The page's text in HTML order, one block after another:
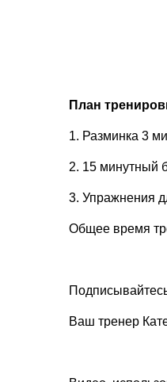
План
1. Разминка 3
2. 15 минутный
3. Упражнения
Общее время
Ваш тренер